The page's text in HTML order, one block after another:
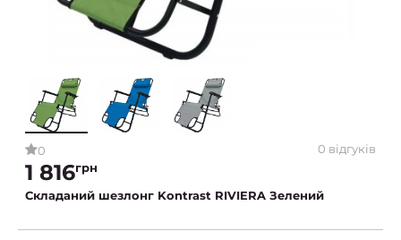
0 0 відгуків
1 816грн
Складаний шезлонг Kontrast RIVIERA Зелений